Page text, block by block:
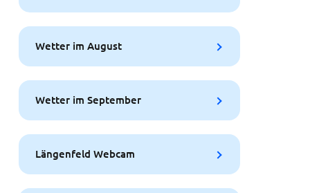
Wetter im August
Wetter im September
Längenfeld Webcam